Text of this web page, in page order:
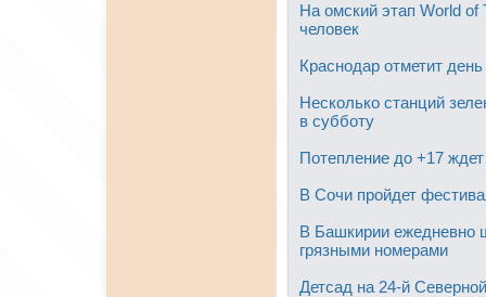
На омский этап World of
человек
Краснодар отметит
Несколько станций
в субботу
Потепление до +17
В Сочи пройдет
В Башкирии ежедневно
грязными номерами
Детсад на 24-й